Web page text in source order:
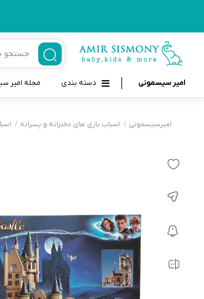
امیر سیسمونی دسته بندی
قاب و
مسواک و
تب سنج
رابط و پد سینه
لوازم حمام نوزاد
لوازم اتاق نوزاد و کودک
اسباب بازی دخترانه و پسرانه
اسباب بازی نوزاد
مجله امیر
امیرسیسمونی اسباب بازی های دخترانه و پسرانه